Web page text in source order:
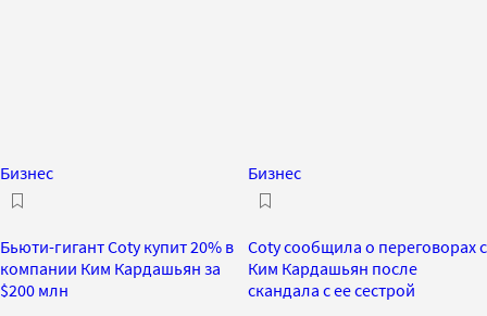
Бизнес
Бьюти-гигант Coty купит 20% в
компании Ким Кардашьян за
$200 млн
Бизнес
Coty сообщила о переговорах с
Ким Кардашьян после
скандала с ее сестрой